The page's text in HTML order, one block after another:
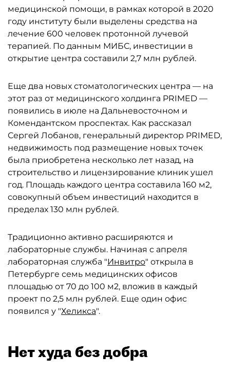
медицинской помощи, в рамках которой в 2020
году институту были выделены средства на
лечение 600 человек протонной лучевой
терапией. По данным МИБС, инвестиции в
открытие центра составили 2,7 млн рублей.
Еще два новых стоматологических центра — на
этот раз от медицинского холдинга PRIMED —
появились в июле на Дальневосточном и
Комендантском проспектах. Как рассказал
Сергей Лобанов, генеральный директор PRIMED,
недвижимость под размещение новых точек
была приобретена несколько лет назад, на
строительство и лицензирование клиник ушел
год. Площадь каждого центра составила 160 м2,
совокупный объем инвестиций находится в
пределах 130 млн рублей.
Традиционно активно расширяются и
лабораторные службы. Начиная с апреля
лабораторная служба "Инвитро" открыла в
Петербурге семь медицинских офисов
площадью от 70 до 100 м2, вложив в каждый
проект по 2,5 млн рублей. Еще один офис
появился у "Хеликса".
Нет худа без добра